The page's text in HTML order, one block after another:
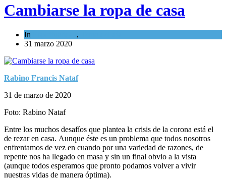
Cambiarse la ropa de casa
In ,
31 marzo 2020
Rabino Francis Nataf
31 de marzo de 2020
Foto: Rabino Nataf
Entre los muchos desafíos que plantea la crisis de la corona está el
de rezar en casa. Aunque éste es un problema que todos nosotros
enfrentamos de vez en cuando por una variedad de razones, de
repente nos ha llegado en masa y sin un final obvio a la vista
(aunque todos esperamos que pronto podamos volver a vivir
nuestras vidas de manera óptima).